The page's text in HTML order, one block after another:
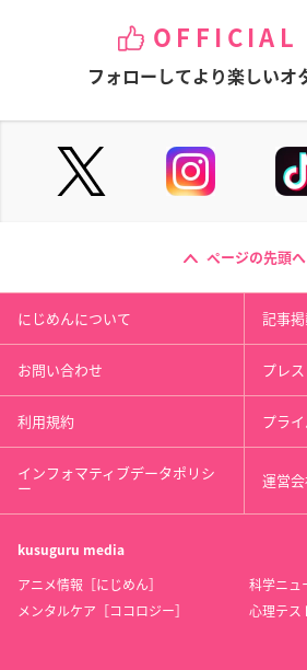
OFFICIAL
フォローしてより楽しいオ
ページの先頭へ
にじめんについて 記事
お問い合わせ プレ
利用規約 プラ
インフォマティブデータポリシ
ー 運営
kusuguru media
アニメ情報［にじめん］
科学ニュ
メンタルケア［ココロジー］
心理テス